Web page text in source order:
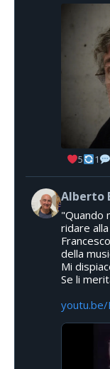
5 1
Alberto
"Quando
ridare
della
Mi
Se li
youtu.be/